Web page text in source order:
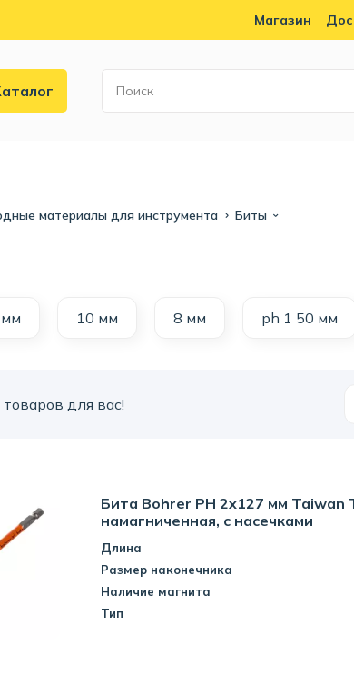
Магазин
материалы для инструмента Биты
10 мм 8 мм ph 1 50 мм
товаров для вас!
Бита Bohrer PH 2x127 мм Taiwan
намагниченная, с насечками
Длина
Размер наконечника
Наличие магнита
Тип